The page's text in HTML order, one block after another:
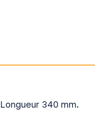
340 mm.